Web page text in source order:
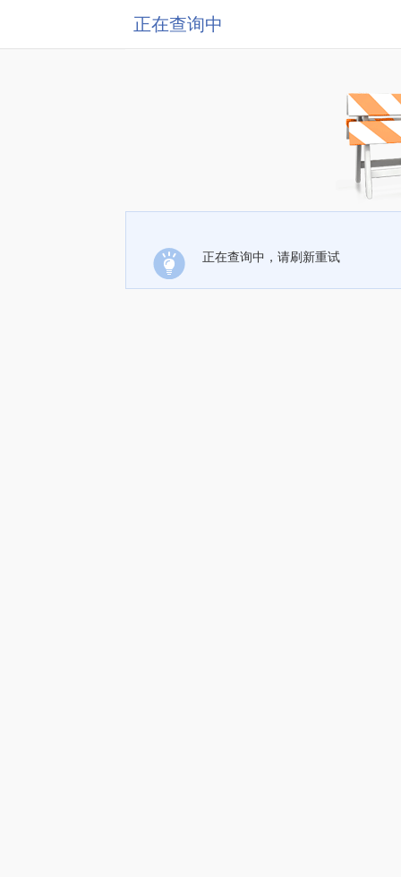
正在查询中
正在查询中，请刷新重试